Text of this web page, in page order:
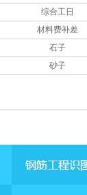
综合工日
材料费补差
石子
砂子